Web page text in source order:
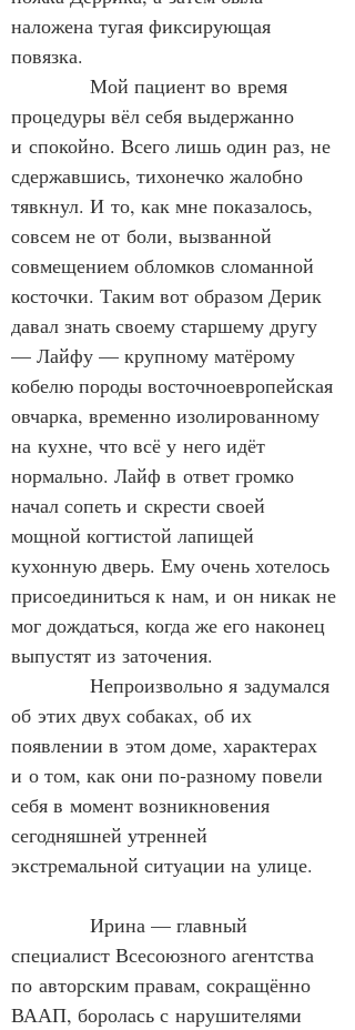
наложена тугая фиксирующая
повязка.
Мой пациент во время
процедуры вёл себя выдержанно
и спокойно. Всего лишь один раз, не
сдержавшись, тихонечко жалобно
тявкнул. И то, как мне показалось,
совсем не от боли, вызванной
совмещением обломков сломанной
косточки. Таким вот образом Дерик
давал знать своему старшему другу
— Лайфу — крупному матёрому
кобелю породы восточноевропейская
овчарка, временно изолированному
на кухне, что всё у него идёт
нормально. Лайф в ответ громко
начал сопеть и скрести своей
мощной когтистой лапищей
кухонную дверь. Ему очень хотелось
присоединиться к нам, и он никак не
мог дождаться, когда же его наконец
выпустят из заточения.
Непроизвольно я задумался
об этих двух собаках, об их
появлении в этом доме, характерах
и о том, как они по‑разному повели
себя в момент возникновения
сегодняшней утренней
экстремальной ситуации на улице.
Ирина — главный
специалист Всесоюзного агентства
по авторским правам, сокращённо
ВААП, боролась с нарушителями